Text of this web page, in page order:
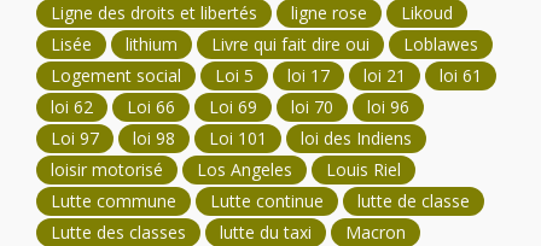
Ligne des droits et libertés
ligne rose
Likoud
Lisée
lithium Livre qui fait dire oui
Loblawes
Logement social
Loi 5 loi 17 loi 21
loi 61
loi 62
Loi 66 Loi 69 loi 70
loi 96
Loi 97
loi 98 Loi 101
loi des Indiens
loisir motorisé
Los Angeles
Louis Riel
Lutte commune
Lutte continue
lutte de classe
Lutte des classes
lutte du taxi
Macron